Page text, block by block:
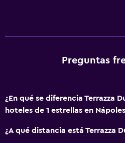
Nevera
Accesibilidad y adecuación
Ascensor
Almohada sin plumas
Ascensor disponible
Preguntas
¿En qué se diferencia Terrazza
hoteles de 1 estrellas en
¿A qué distancia está Terrazza